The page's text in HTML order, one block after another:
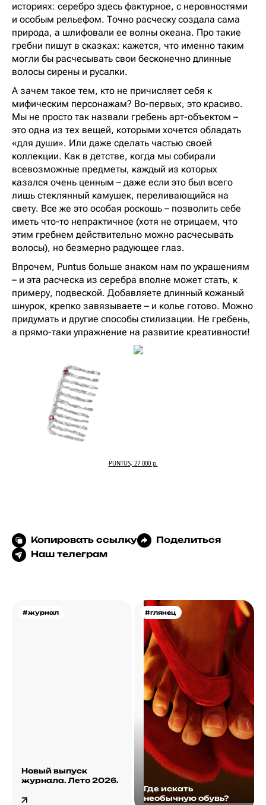
историях: серебро здесь фактурное, с неровностями
и особым рельефом. Точно расческу создала сама
природа, а шлифовали ее волны океана. Про такие
гребни пишут в сказках: кажется, что именно таким
могли бы расчесывать свои бесконечно длинные
волосы сирены и русалки.
А зачем такое тем, кто не причисляет себя к
мифическим персонажам? Во-первых, это красиво.
Мы не просто так назвали гребень арт-объектом –
это одна из тех вещей, которыми хочется обладать
«для души». Или даже сделать частью своей
коллекции. Как в детстве, когда мы собирали
всевозможные предметы, каждый из которых
казался очень ценным – даже если это был всего
лишь стеклянный камушек, переливающийся на
свету. Все же это особая роскошь – позволить себе
иметь что-то непрактичное (хотя не отрицаем, что
этим гребнем действительно можно расчесывать
волосы), но безмерно радующее глаз.
Впрочем, Puntus больше знаком нам по украшениям
– и эта расческа из серебра вполне может стать, к
примеру, подвеской. Добавляете длинный кожаный
шнурок, крепко завязываете – и колье готово. Можно
придумать и другие способы стилизации. Не гребень,
а прямо-таки упражнение на развитие креативности!
PUNTUS, 27 000 р.
Копировать ссылку
Поделиться
Наш телеграм
#журнал
Новый выпуск
журнала. Лето 2026.
#глянец
Где искать
необычную обувь?